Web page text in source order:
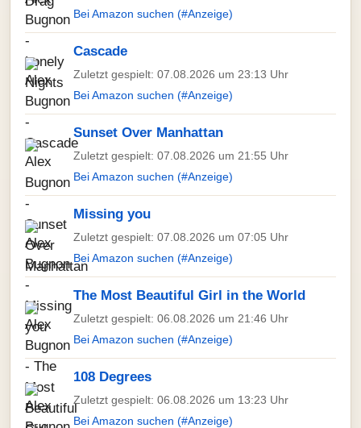
Bei Amazon suchen (#Anzeige)
Cascade
Zuletzt gespielt: 07.08.2026 um 23:13 Uhr
Bei Amazon suchen (#Anzeige)
Sunset Over Manhattan
Zuletzt gespielt: 07.08.2026 um 21:55 Uhr
Bei Amazon suchen (#Anzeige)
Missing you
Zuletzt gespielt: 07.08.2026 um 07:05 Uhr
Bei Amazon suchen (#Anzeige)
The Most Beautiful Girl in the World
Zuletzt gespielt: 06.08.2026 um 21:46 Uhr
Bei Amazon suchen (#Anzeige)
108 Degrees
Zuletzt gespielt: 06.08.2026 um 13:23 Uhr
Bei Amazon suchen (#Anzeige)